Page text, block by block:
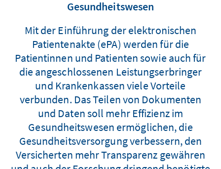
Gesundheitswesen
Mit der Einführung der elektronischen
Patientenakte (ePA) werden für die
Patientinnen und Patienten sowie auch für
die angeschlossenen Leistungserbringer
und Krankenkassen viele Vorteile
verbunden. Das Teilen von Dokumenten
und Daten soll mehr Effizienz im
Gesundheitswesen ermöglichen, die
Gesundheitsversorgung verbessern, den
Versicherten mehr Transparenz gewähren